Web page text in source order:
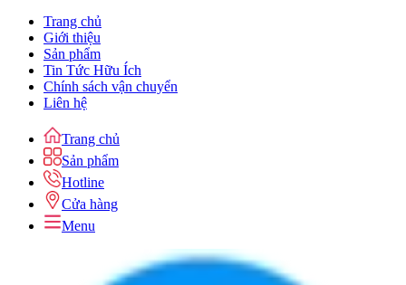
Trang chủ
Giới thiệu
Sản phẩm
Tin Tức Hữu Ích
Chính sách vận chuyển
Liên hệ
Trang chủ
Sản phẩm
Hotline
Cửa hàng
Menu